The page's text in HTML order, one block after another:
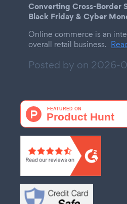
Converting Cross-Border
Black Friday & Cyber
Online commerce is an
overall retail business.
Posted by on 2026-